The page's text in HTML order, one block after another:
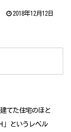
2018年12月12日
てた住宅のほと
」というレベル